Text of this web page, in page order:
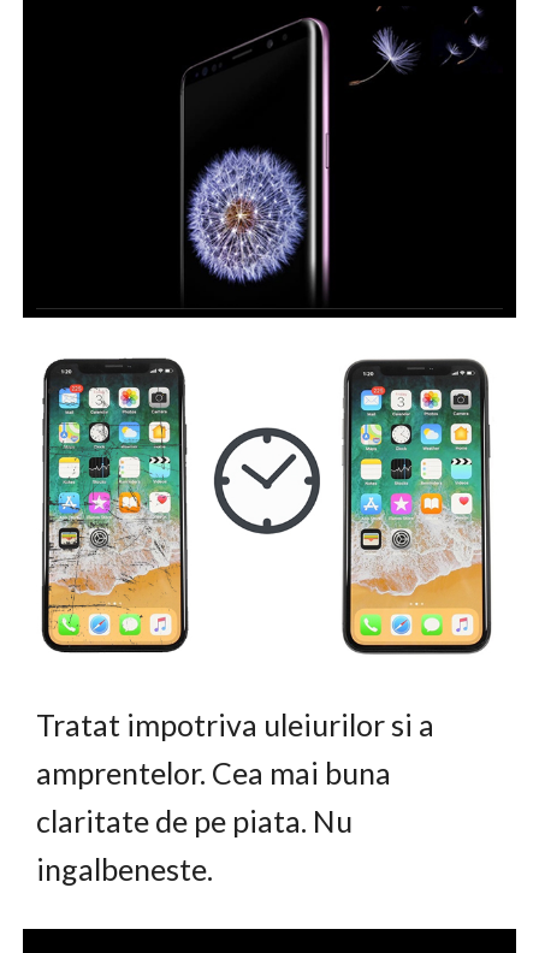
Tratat impotriva uleiurilor si a
amprentelor. Cea mai buna
claritate de pe piata. Nu
ingalbeneste.